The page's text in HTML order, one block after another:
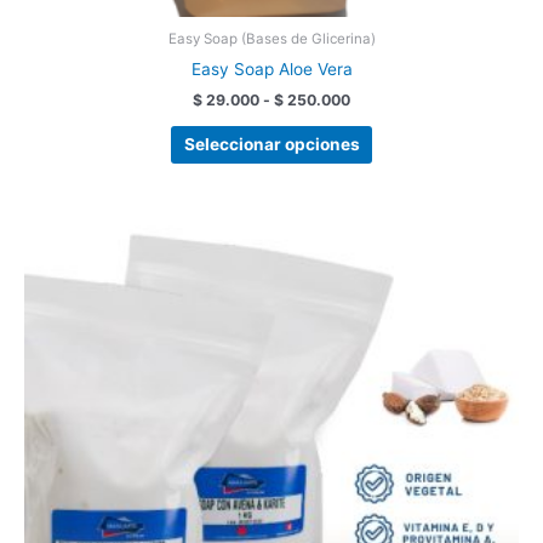
Easy Soap (Bases de Glicerina)
Easy Soap Aloe Vera
$ 29.000 - $ 250.000
Seleccionar opciones
desde
$ 26.500
hasta
$ 210.000
tiene
múltiples
variantes.
opciones
se
elegir
en
la